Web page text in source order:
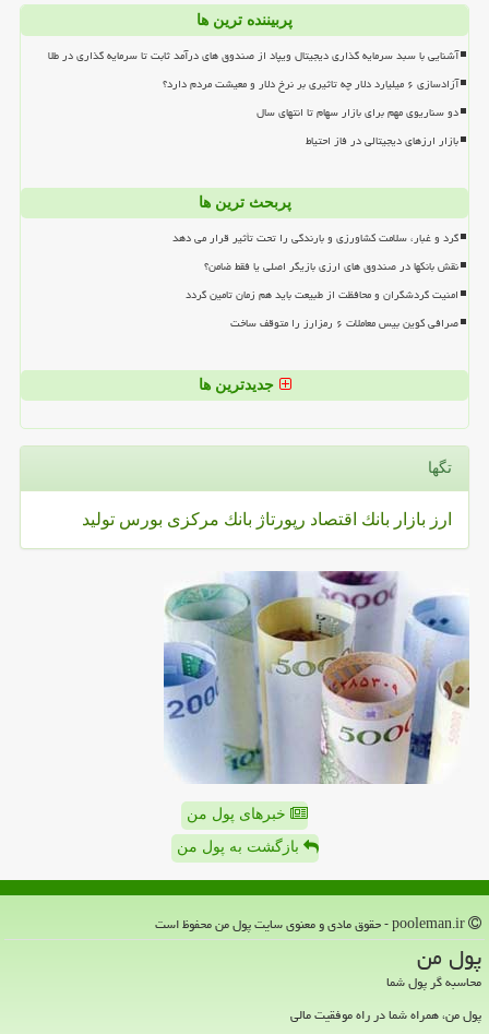
پربیننده ترین ها
آشنایی با سبد سرمایه گذاری دیجیتال ویپاد از صندوق های درآمد ثابت تا سرمایه گذاری در طلا
آزادسازی ۶ میلیارد دلار چه تاثیری بر نرخ دلار و معیشت مردم دارد؟
دو سناریوی مهم برای بازار سهام تا انتهای سال
بازار ارزهای دیجیتالی در فاز احتیاط
پربحث ترین ها
گرد و غبار، سلامت کشاورزی و بارندگی را تحت تأثیر قرار می دهد
نقش بانکها در صندوق های ارزی بازیگر اصلی یا فقط ضامن؟
امنیت گردشگران و محافظت از طبیعت باید هم زمان تامین گردد
صرافی کوین بیس معاملات ۶ رمزارز را متوقف ساخت
جدیدترین ها
تگها
ارز بازار بانك اقتصاد رپورتاژ بانك مركزی بورس تولید
خبرهای پول من
بازگشت به پول من
پول من
محاسبه گر پول شما
پول من، همراه شما در راه موفقیت مالی